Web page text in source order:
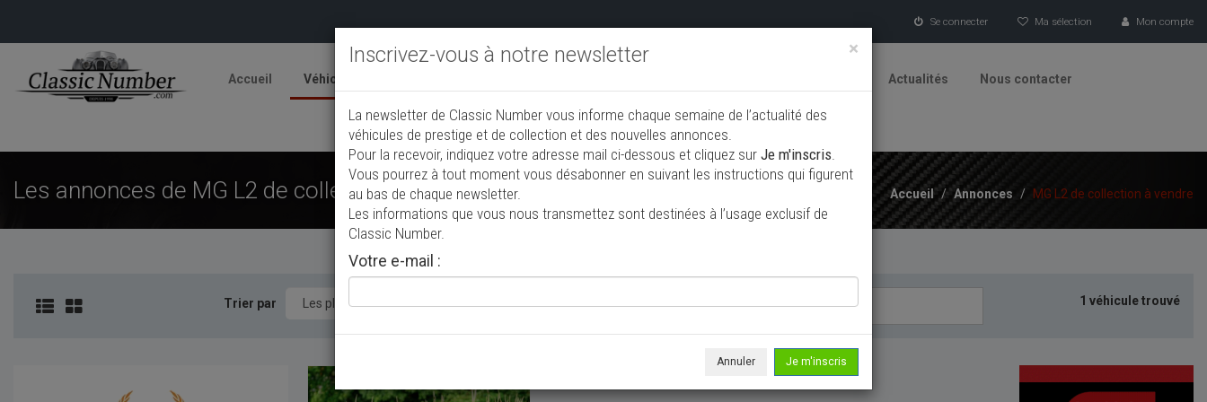
Se connecter Ma sélection Mon compte
Accueil Véhicules Actualités Nous contacter
Ajouter une annonce
Les annonces de MG L2 de collection à vendre Accueil / Annonces / MG L2 de collection à vendre
Trier par 1 véhicule trouvé
×
Inscrivez-vous à notre newsletter
La newsletter de Classic Number vous informe chaque semaine de l’actualité des
véhicules de prestige et de collection et des nouvelles annonces.
Pour la recevoir, indiquez votre adresse mail ci-dessous et cliquez sur Je m'inscris.
Vous pourrez à tout moment vous désabonner en suivant les instructions qui figurent
au bas de chaque newsletter.
Les informations que vous nous transmettez sont destinées à l’usage exclusif de
Classic Number.
Votre e-mail :
Annuler Je m'inscris